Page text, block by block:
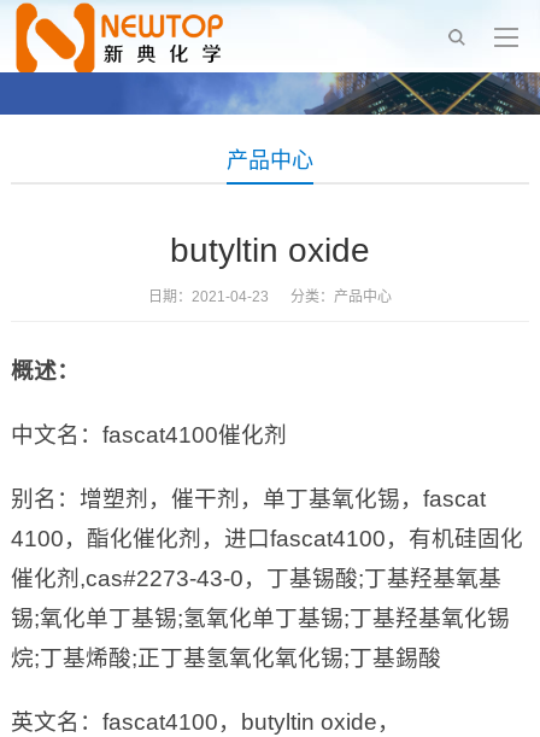
产品中心
butyltin oxide
日期：2021-04-23 分类： 产品中心
概述：
中文名：fascat4100催化剂
别名：增塑剂，催干剂，单丁基氧化锡，fascat
4100，酯化催化剂，进口fascat4100，有机硅固化
催化剂,cas#2273-43-0，丁基锡酸;丁基羟基氧基
锡;氧化单丁基锡;氢氧化单丁基锡;丁基羟基氧化锡
烷;丁基烯酸;正丁基氢氧化氧化锡;丁基錫酸
英文名：fascat4100，butyltin oxide，